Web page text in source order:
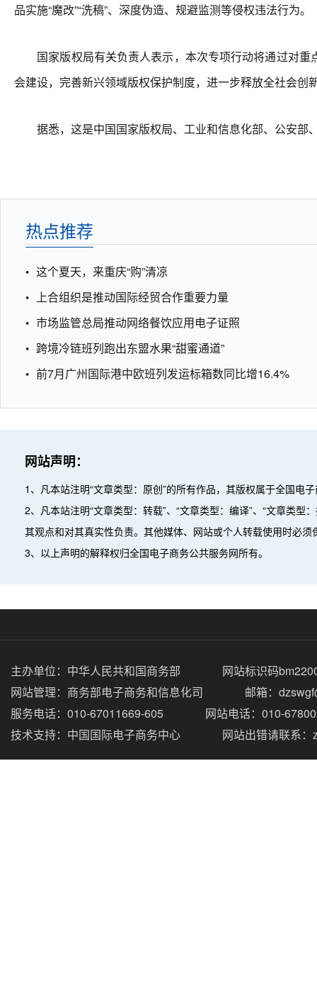
品实施“魔改”“洗稿”、深度伪造、规避监测等侵权违法行为。
国家版权局有关负责人表示，本次专项行动将通过对重
会建设，完善新兴领域版权保护制度，进一步释放全社会创
据悉，这是中国国家版权局、工业和信息化部、公安部
热点推荐
这个夏天，来重庆“购”清凉
上合组织是推动国际经贸合作重要力量
市场监管总局推动网络餐饮应用电子证照
跨境冷链班列跑出东盟水果“甜蜜通道”
前7月广州国际港中欧班列发运标箱数同比增16.4%
网站声明：
1、凡本站注明“文章类型：原创”的所有作品，其版权属于全国电
2、凡本站注明“文章类型：转载”、“文章类型：编译”、“文章类
其观点和对其真实性负责。其他媒体、网站或个人转载使用时必
3、以上声明的解释权归全国电子商务公共服务网所有。
主办单位： 中华人民共和国商务部
网站标识码
网站管理： 商务部电子商务和信息化司
邮箱：
服务电话：010-67011669-605
网站电话：010-
技术支持： 中国国际电子商务中心 网站出错请联系